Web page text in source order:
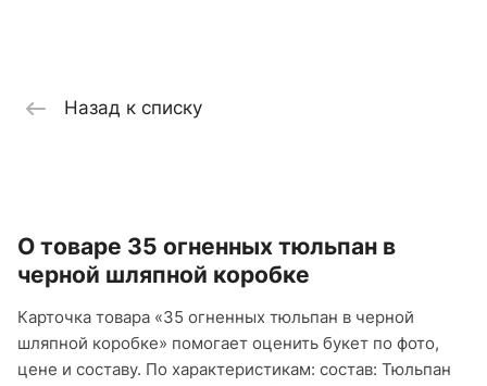
Назад к списку
О товаре 35 огненных тюльпан в
черной шляпной коробке
Карточка товара «35 огненных тюльпан в черной
шляпной коробке» помогает оценить букет по фото,
цене и составу. По характеристикам: состав: Тюльпан